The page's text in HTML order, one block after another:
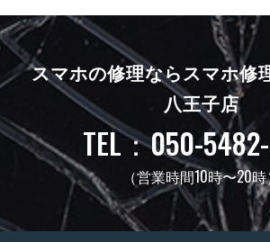
スマホの修理ならスマホ修
八王子店
TEL：050-
（営業時間10時〜20時